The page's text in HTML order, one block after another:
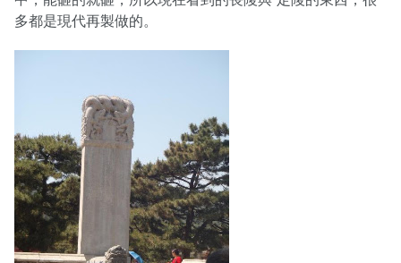
多都是現代再製做的。